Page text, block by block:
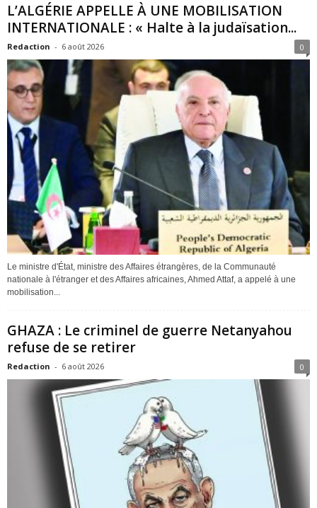
L’ALGÉRIE APPELLE À UNE MOBILISATION
INTERNATIONALE : « Halte à la judaïsation...
Redaction - 6 août 2026 0
Le ministre d'État, ministre des Affaires étrangères, de la Communauté
nationale à l'étranger et des Affaires africaines, Ahmed Attaf, a appelé à une
mobilisation...
GHAZA : Le criminel de guerre Netanyahou
refuse de se retirer
Redaction - 6 août 2026 0